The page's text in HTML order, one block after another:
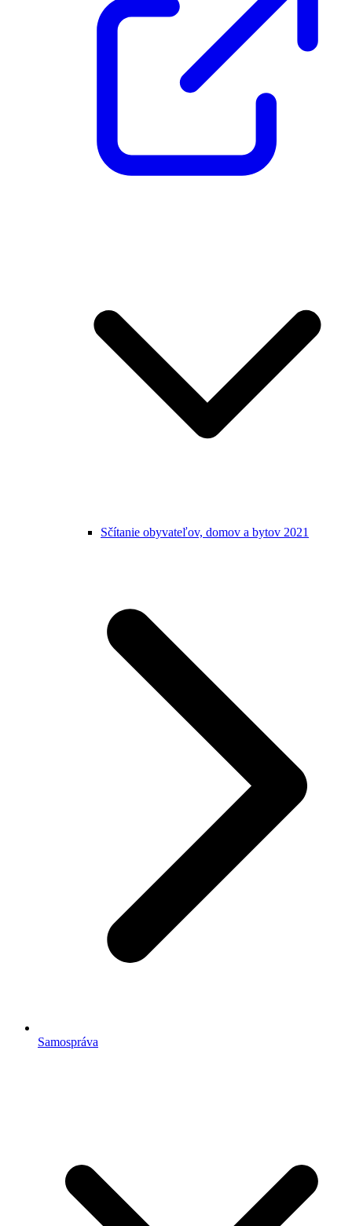
Sčítanie obyvateľov, domov a bytov 2021
Samospráva